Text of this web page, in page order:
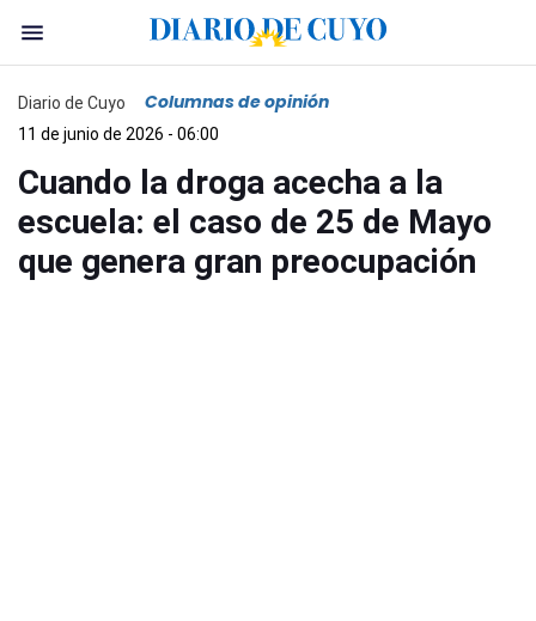
Diario de Cuyo Columnas de opinión
11 de junio de 2026 - 06:00
Cuando la droga acecha a la
escuela: el caso de 25 de Mayo
que genera gran preocupación